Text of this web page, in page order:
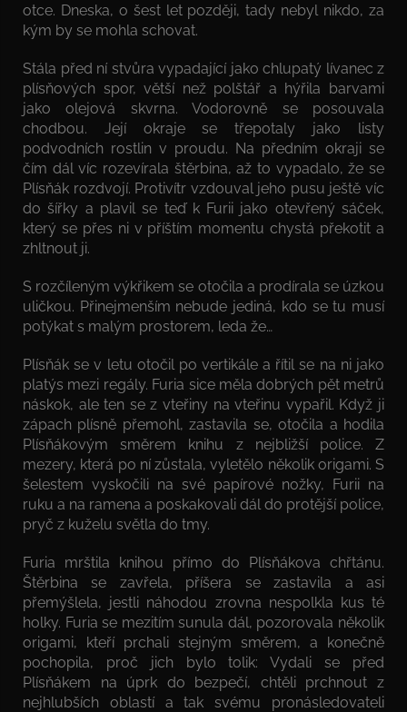
otce. Dneska, o šest let později, tady nebyl nikdo, za
kým by se mohla schovat.
Stála před ní stvůra vypadající jako chlupatý lívanec z
plísňových spor, větší než polštář a hýřila barvami
jako olejová skvrna. Vodorovně se posouvala
chodbou. Její okraje se třepotaly jako listy
podvodních rostlin v proudu. Na předním okraji se
čím dál víc rozevírala štěrbina, až to vypadalo, že se
Plísňák rozdvojí. Protivítr vzdouval jeho pusu ještě víc
do šířky a plavil se teď k Furii jako otevřený sáček,
který se přes ni v příštím momentu chystá překotit a
zhltnout ji.
S rozčíleným výkřikem se otočila a prodírala se úzkou
uličkou. Přinejmenším nebude jediná, kdo se tu musí
potýkat s malým prostorem, leda že…
Plísňák se v letu otočil po vertikále a řítil se na ni jako
platýs mezi regály. Furia sice měla dobrých pět metrů
náskok, ale ten se z vteřiny na vteřinu vypařil. Když ji
zápach plísně přemohl, zastavila se, otočila a hodila
Plísňákovým směrem knihu z nejbližší police. Z
mezery, která po ní zůstala, vyletělo několik origami. S
šelestem vyskočili na své papírové nožky, Furii na
ruku a na ramena a poskakovali dál do protější police,
pryč z kuželu světla do tmy.
Furia mrštila knihou přímo do Plísňákova chřtánu.
Štěrbina se zavřela, příšera se zastavila a asi
přemýšlela, jestli náhodou zrovna nespolkla kus té
holky. Furia se mezitím sunula dál, pozorovala několik
origami, kteří prchali stejným směrem, a konečně
pochopila, proč jich bylo tolik: Vydali se před
Plísňákem na úprk do bezpečí, chtěli prchnout z
nejhlubších oblastí a tak svému pronásledovateli